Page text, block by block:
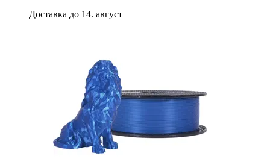
Доставка до 14. август